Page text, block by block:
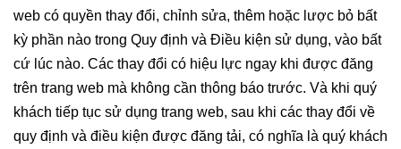
web có quyền thay đổi, chỉnh sửa, thêm hoặc lược bỏ bất
kỳ phần nào trong Quy định và Điều kiện sử dụng, vào bất
cứ lúc nào. Các thay đổi có hiệu lực ngay khi được đăng
trên trang web mà không cần thông báo trước. Và khi quý
khách tiếp tục sử dụng trang web, sau khi các thay đổi về
quy định và điều kiện được đăng tải, có nghĩa là quý khách